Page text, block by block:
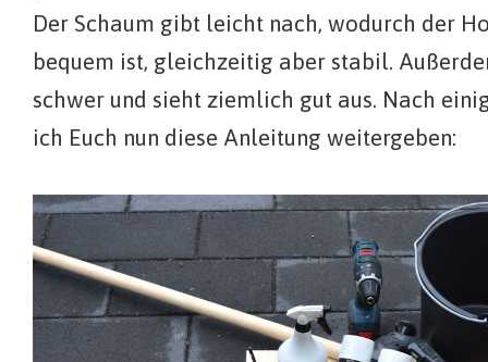
Der Schaum gibt leicht nach, wodurch der
bequem ist, gleichzeitig aber stabil.
schwer und sieht ziemlich gut aus. Nach
ich Euch nun diese Anleitung weitergeben: